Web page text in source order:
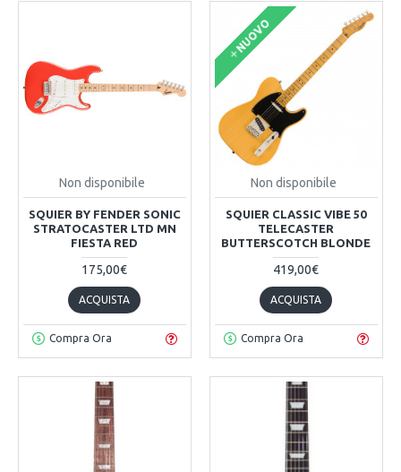
Non disponibile
SQUIER BY FENDER SONIC
STRATOCASTER LTD MN
FIESTA RED
175,00€
ACQUISTA
Compra Ora
NUOVO
Non disponibile
SQUIER CLASSIC VIBE 50
TELECASTER
BUTTERSCOTCH BLONDE
419,00€
ACQUISTA
Compra Ora